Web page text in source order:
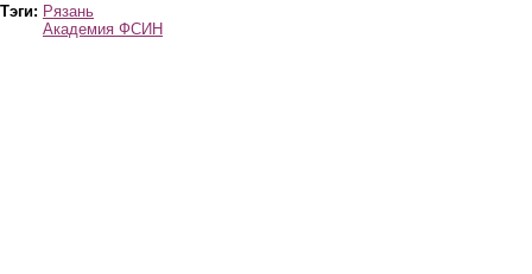
Тэги: Рязань
Академия ФСИН